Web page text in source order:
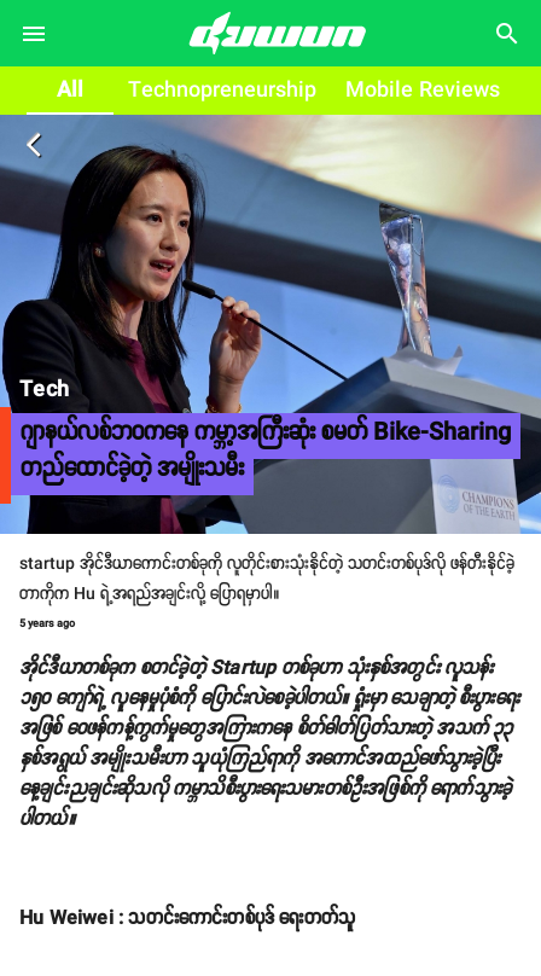
search
All Technopreneurship Mobile Reviews
arrow_back_ios
Tech
ဂျာနယ်လစ်ဘဝကနေ ကမ္ဘာ့အကြီးဆုံး စမတ် Bike-Sharing
တည်ထောင်ခဲ့တဲ့ အမျိုးသမီး
startup အိုင်ဒီယာကောင်းတစ်ခုကို လူတိုင်းစားသုံးနိုင်တဲ့ သတင်းတစ်ပုဒ်လို ဖန်တီးနိုင်ခဲ့
တာကိုက Hu ရဲ့အရည်အချင်းလို့ ပြောရမှာပါ။
5 years ago
အိုင်ဒီယာတစ်ခုက စတင်ခဲ့တဲ့ Startup တစ်ခုဟာ သုံးနှစ်အတွင်း လူသန်း
၁၅၀ ကျော်ရဲ့ လူနေမှုပုံစံကို ပြောင်းလဲစေခဲ့ပါတယ်။ ရှုံးမှာ သေချာတဲ့ စီးပွားရေး
အဖြစ် ဝေဖန်ကန့်ကွက်မှုတွေအကြားကနေ စိတ်ဓါတ်ပြတ်သားတဲ့ အသက် ၃၃
နှစ်အရွယ် အမျိုးသမီးဟာ သူယုံကြည်ရာကို အကောင်အထည်ဖော်သွားခဲ့ပြီး
နေ့ချင်းညချင်းဆိုသလို ကမ္ဘာသိစီးပွားရေးသမားတစ်ဦးအဖြစ်ကို ရောက်သွားခဲ့
ပါတယ်။
Hu Weiwei : သတင်းကောင်းတစ်ပုဒ် ရေးတတ်သူ